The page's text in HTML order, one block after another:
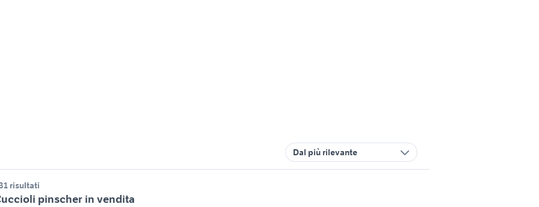
Dal più rilevante
risultati
pinscher in vendita